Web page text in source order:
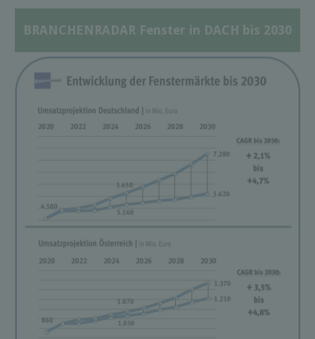
BRANCHENRADAR Fenster in DACH bis 2030